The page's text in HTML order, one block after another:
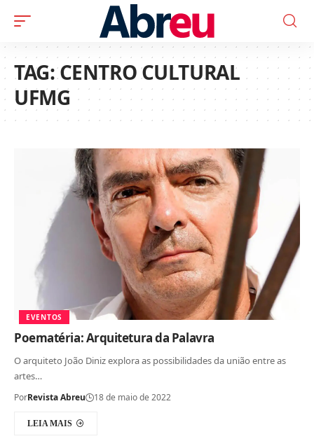
TAG:CENTRO CULTURAL
UFMG
EVENTOS
Poematéria: Arquitetura da Palavra
O arquiteto João Diniz explora as possibilidades da união entre as
artes…
PorRevista Abreu 18 de maio de 2022
LEIA MAIS